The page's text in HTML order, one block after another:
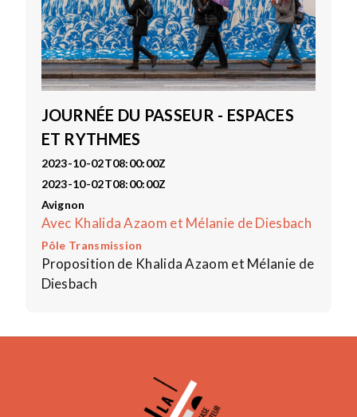
JOURNÉE DU PASSEUR - ESPACES
ET RYTHMES
2023-10-02T08:00:00Z
2023-10-02T08:00:00Z
Avignon
Avec Khalida Azaom et Mélanie de Diesbach
Pôle Transmission
Proposition de Khalida Azaom et Mélanie de
Diesbach